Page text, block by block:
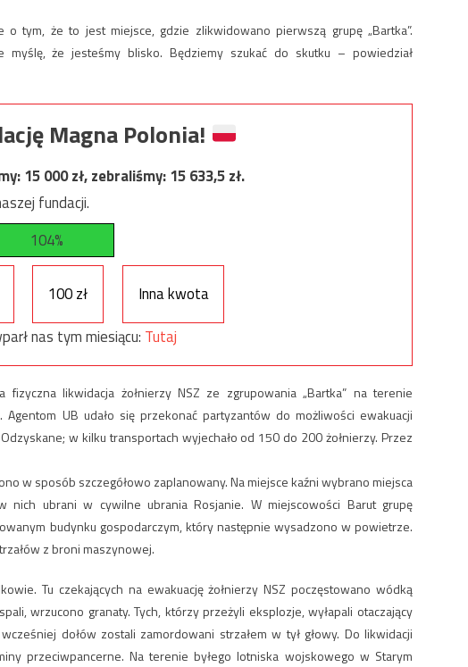
o tym, że to jest miejsce, gdzie zlikwidowano pierwszą grupę „Bartka”.
że jesteśmy blisko. Będziemy szukać do skutku – powiedział
Magna Polonia!
15 000zł, zebraliśmy:15 633,5zł.
fundacji.
104%
100 zł
Inna kwota
nas tym miesiącu: Tutaj
fizyczna likwidacja żołnierzy NSZ ze zgrupowania „Bartka” na terenie
UB udało się przekonać partyzantów do możliwości ewakuacji
w kilku transportach wyjechało od 150 do 200 żołnierzy. Przez
w sposób szczegółowo zaplanowany. Na miejsce kaźni wybrano miejsca
nich ubrani w cywilne ubrania Rosjanie. W miejscowości Barut grupę
budynku gospodarczym, który następnie wysadzono w powietrze.
z broni maszynowej.
Tu czekających na ewakuację żołnierzy NSZ poczęstowano wódką
wrzucono granaty. Tych, którzy przeżyli eksplozje, wyłapali otaczający
dołów zostali zamordowani strzałem w tył głowy. Do likwidacji
przeciwpancerne. Na terenie byłego lotniska wojskowego w Starym